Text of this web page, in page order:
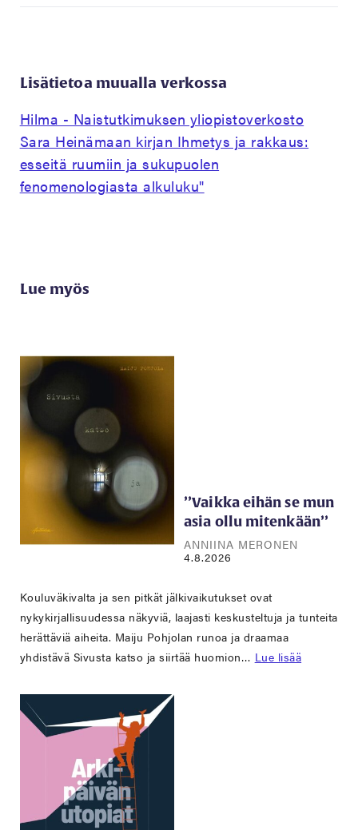
Lisätietoa muualla verkossa
Hilma - Naistutkimuksen yliopistoverkosto
Sara Heinämaan kirjan Ihmetys ja rakkaus:
esseitä ruumiin ja sukupuolen
fenomenologiasta alkuluku"
Lue myös
’’Vaikka eihän se mun
asia ollu mitenkään’’
ANNIINA MERONEN
4.8.2026
Kouluväkivalta ja sen pitkät jälkivaikutukset ovat
nykykirjallisuudessa näkyviä, laajasti keskusteltuja ja tunteita
herättäviä aiheita. Maiju Pohjolan runoa ja draamaa
yhdistävä Sivusta katso ja siirtää huomion… Lue lisää